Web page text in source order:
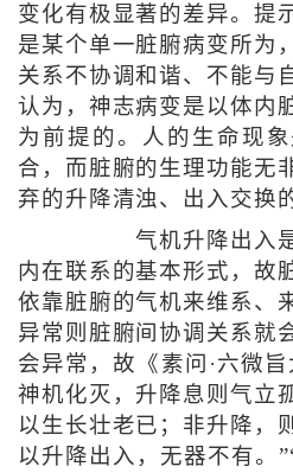
变化有极显著的差异。提
是某个单一脏腑病变所为
关系不协调和谐、不能与
认为，神志病变是以体内
为前提的。人的生命现
合，而脏腑的生理功能无
弃的升降清浊、出入交换
气机升降出入是
内在联系的基本形式，故
依靠脏腑的气机来维系、
异常则脏腑间协调关系就
会异常，故《素问·六微
神机化灭，升降息则气立
以生长壮老已；非升降，
以升降出入，无器不有。